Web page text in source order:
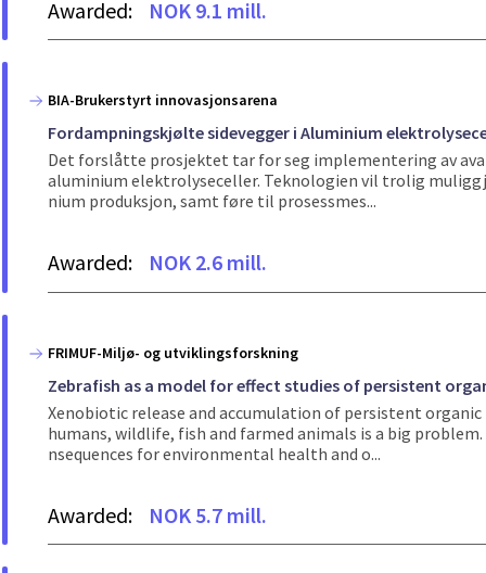
Awarded: NOK 9.1 mill.
BIA-Brukerstyrt innovasjonsarena
Fordampningskjølte sidevegger i Aluminium
Det forslåtte prosjektet tar for seg implementering av
aluminium elektrolyseceller. Teknologien vil trolig
nium produksjon, samt føre til prosessmes...
Awarded: NOK 2.6 mill.
FRIMUF-Miljø- og utviklingsforskning
Zebrafish as a model for effect studies of persistent
Xenobiotic release and accumulation of persistent
humans, wildlife, fish and farmed animals is a big
nsequences for environmental health and o...
Awarded: NOK 5.7 mill.